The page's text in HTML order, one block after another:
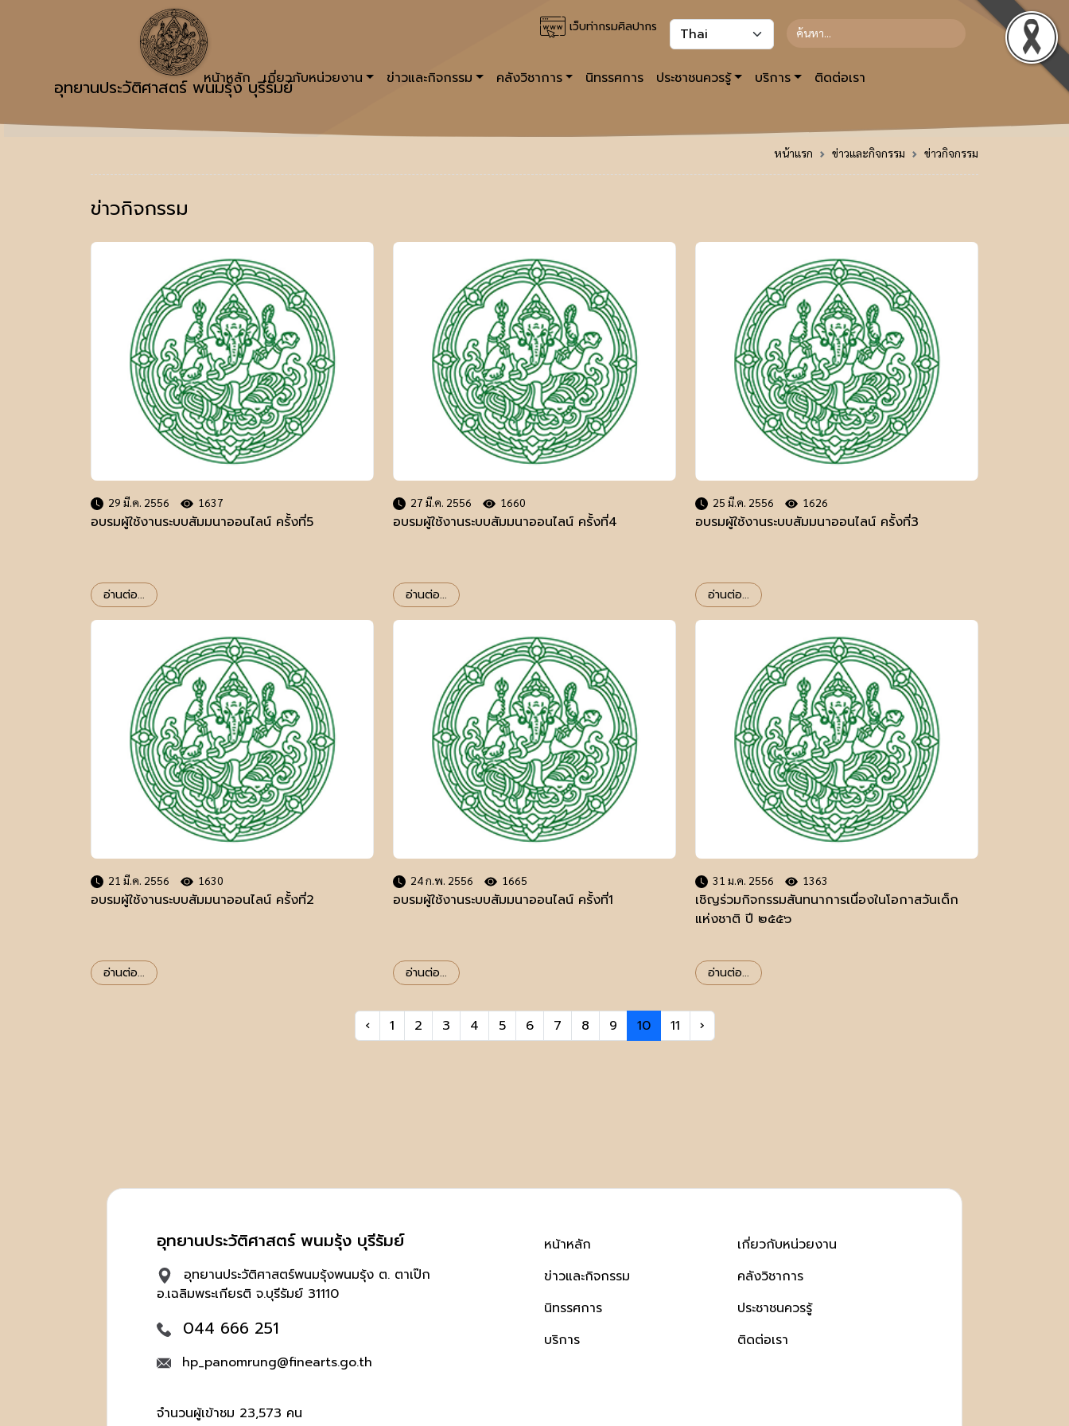
เว็บท่ากรมศิลปากร
อุทยานประวัติศาสตร์ พนมรุ้ง บุรีรัมย์
หน้าหลัก เกี่ยวกับหน่วยงาน ข่าวและกิจกรรม คลังวิชาการ นิทรรศการ ประชาชนควรรู้ บริการ ติดต่อเรา
หน้าแรก ข่าวและกิจกรรม ข่าวกิจกรรม
ข่าวกิจกรรม
29 มี.ค. 2556 1637
อบรมผู้ใช้งานระบบสัมมนาออนไลน์ ครั้งที่5
อ่านต่อ...
27 มี.ค. 2556 1660
อบรมผู้ใช้งานระบบสัมมนาออนไลน์ ครั้งที่4
อ่านต่อ...
25 มี.ค. 2556 1626
อบรมผู้ใช้งานระบบสัมมนาออนไลน์ ครั้งที่3
อ่านต่อ...
21 มี.ค. 2556 1630
อบรมผู้ใช้งานระบบสัมมนาออนไลน์ ครั้งที่2
อ่านต่อ...
24 ก.พ. 2556 1665
อบรมผู้ใช้งานระบบสัมมนาออนไลน์ ครั้งที่1
อ่านต่อ...
31 ม.ค. 2556 1363
เชิญร่วมกิจกรรมสันทนาการเนื่องในโอกาสวันเด็ก
แห่งชาติ ปี ๒๕๕๖
อ่านต่อ...
‹ 1 2 3 4 5 6 7 8 9 10 11 ›
อุทยานประวัติศาสตร์ พนมรุ้ง บุรีรัมย์
อุทยานประวัติศาสตร์พนมรุ้งพนมรุ้ง ต. ตาเป๊ก
อ.เฉลิมพระเกียรติ จ.บุรีรัมย์ 31110
044 666 251
hp_panomrung@finearts.go.th
จำนวนผู้เข้าชม 23,573 คน
หน้าหลัก
ข่าวและกิจกรรม
นิทรรศการ
บริการ
เกี่ยวกับหน่วยงาน
คลังวิชาการ
ประชาชนควรรู้
ติดต่อเรา